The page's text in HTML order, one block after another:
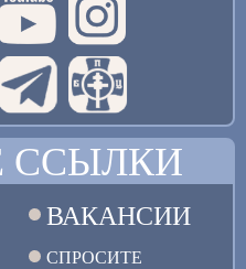
ССЫЛКИ
ВАКАНСИИ
СПРОСИТЕ